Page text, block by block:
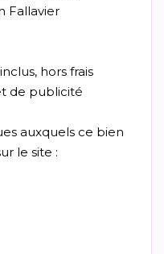
Fallavier
hors frais
de publicité
auxquels ce bien
le site :